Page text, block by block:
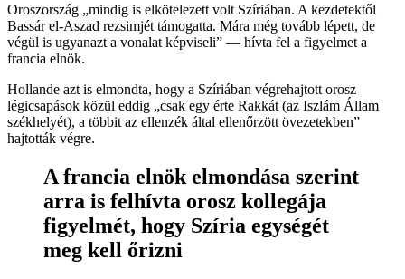
Oroszország „mindig is elkötelezett volt Szíriában. A kezdetektől
Bassár el-Aszad rezsimjét támogatta. Mára még tovább lépett, de
végül is ugyanazt a vonalat képviseli” — hívta fel a figyelmet a
francia elnök.
Hollande azt is elmondta, hogy a Szíriában végrehajtott orosz
légicsapások közül eddig „csak egy érte Rakkát (az Iszlám Állam
székhelyét), a többit az ellenzék által ellenőrzött övezetekben”
hajtották végre.
A francia elnök elmondása szerint
arra is felhívta orosz kollegája
figyelmét, hogy Szíria egységét
meg kell őrizni